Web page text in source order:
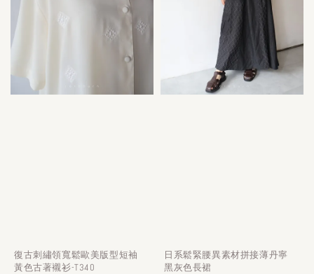
復古刺繡領寬鬆歐美版型短袖
黃色古著襯衫-T340
日系鬆緊腰異素材拼接薄丹寧
黑灰色長裙